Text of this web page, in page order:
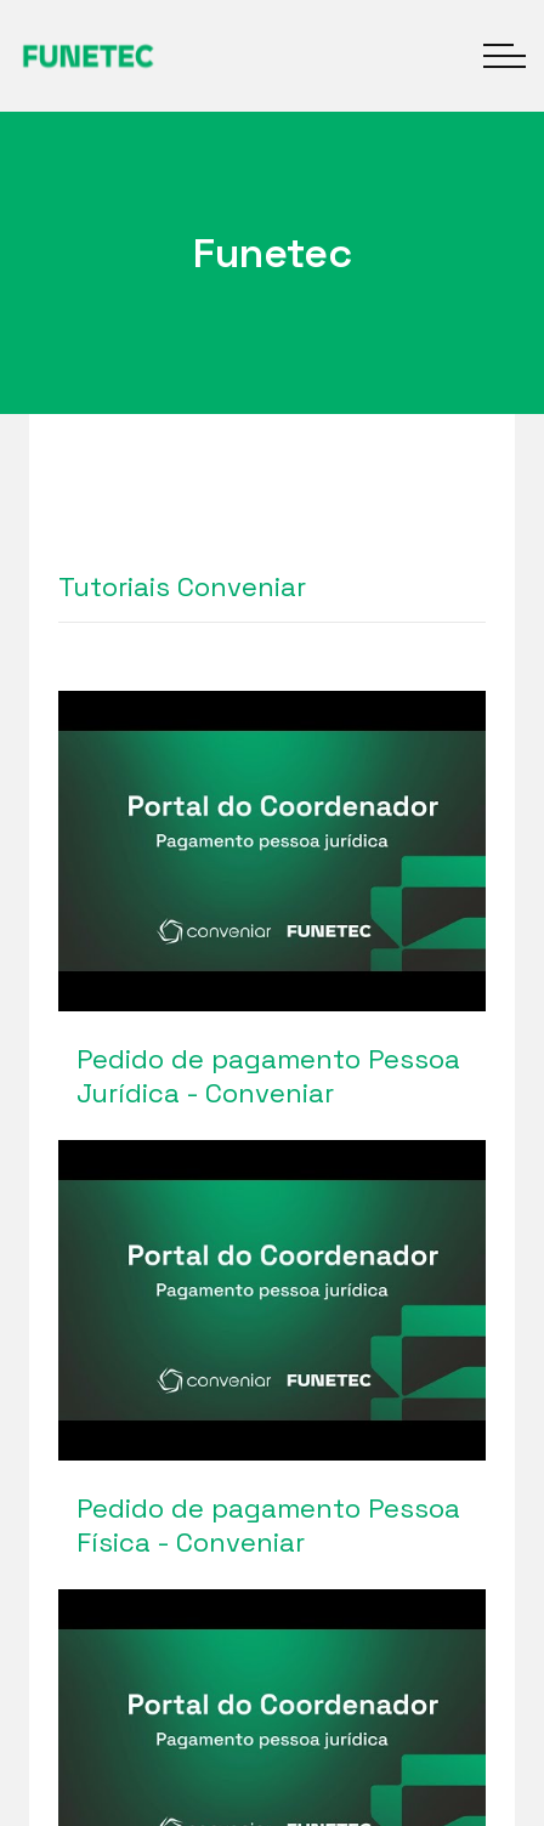
Funetec
Tutoriais Conveniar
Pedido de pagamento Pessoa
Jurídica - Conveniar
Pedido de pagamento Pessoa
Física - Conveniar